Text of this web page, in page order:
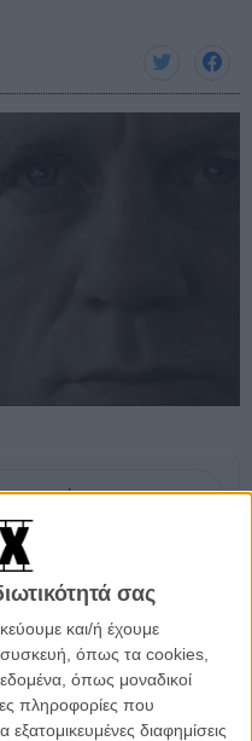
σας
και/ή έχουμε
όπως τα cookies,
όπως μοναδικοί
πληροφορίες που
διαφημίσεις
προτιμήσεις σας στο
φυσικά, ψεύτικο
από τη Sony (αλλά το
όσα γνωρίζουμε ήδη για
οποία θα ξεκινήσει
χωρίς να έχει